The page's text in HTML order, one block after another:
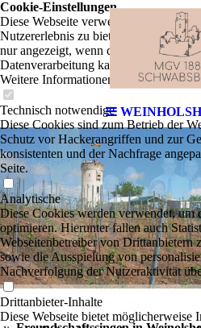
Cookie-Einstellungen
Diese Webseite verwendet Cookies,
Nutzererlebnis zu bieten. Bestimmte
nur angezeigt, wenn die
Datenverarbeitung kann dann auch in
Weitere Informationen hierzu in der
Technisch notwendige
Diese Cookies sind zum Betrieb der
Schutz vor Hackerangriffen und zur
konsistenten und der Nachfrage
Seite.
Analytische
Diese Cookies werden verwendet, um
optimieren. Hierunter fallen auch
Webseitenbetreiber von Drittanbietern
sowie die Ausspielung von
Nachverfolgung der Nutzeraktivität
Drittanbieter-Inhalte
Diese Webseite bietet möglicherweise